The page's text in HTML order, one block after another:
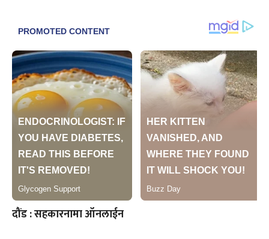
दौंड : सहकारनामा ऑनलाईन